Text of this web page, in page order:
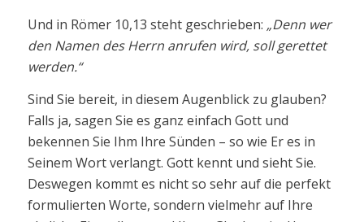
Und in Römer 10,13 steht geschrieben: „Denn wer
den Namen des Herrn anrufen wird, soll gerettet
werden.“
Sind Sie bereit, in diesem Augenblick zu glauben?
Falls ja, sagen Sie es ganz einfach Gott und
bekennen Sie Ihm Ihre Sünden – so wie Er es in
Seinem Wort verlangt. Gott kennt und sieht Sie.
Deswegen kommt es nicht so sehr auf die perfekt
formulierten Worte, sondern vielmehr auf Ihre